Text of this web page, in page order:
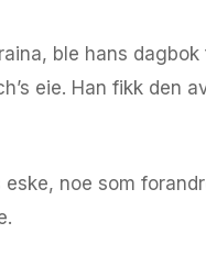
ble hans dagbok
eie. Han fikk den
eske, noe som